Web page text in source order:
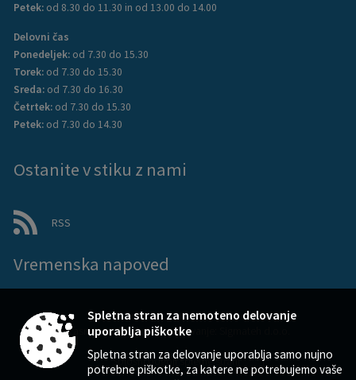
Petek: od 8.30 do 11.30 in od 13.00 do 14.00
Delovni čas
Ponedeljek: od 7.30 do 15.30
Torek: od 7.30 do 15.30
Sreda: od 7.30 do 16.30
Četrtek: od 7.30 do 15.30
Petek: od 7.30 do 14.30
Ostanite v stiku z nami
RSS
Vremenska napoved
Zasnova, izvedba in vzdrževanje: Sigmateh d.o.o.
Splošni pogoji spletne strani |
Spletna stran za nemoteno delovanje
uporablja piškotke
Spletna stran za delovanje uporablja samo nujno
potrebne piškotke, za katere ne potrebujemo vaše